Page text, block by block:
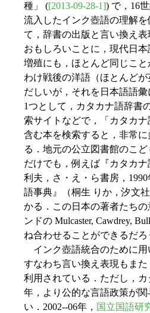
種」 ([2013-09-28-1]) で，16
流入したインク壺語の理解
て，辞書の出版と言い換え表
おもしろいことに，現代日
増殖にも，ほとんど同じこ
わけ戦後の洋語（ほとんど
だしいが，それを日本語語
1つとして，カタカナ語辞書
索サイトなどで，「カタカ
含む本を検索すると，非常
る．地元の公立図書館のこ
だけでも，例えば『カタカ
利夫，さ・え・ら書房，
語事典』（桐生 りか，汐文
かる．この日本の著者たち
ンドの Mulcaster, Cawdrey,
ね合わせることができるだろ
インク壺語統合のために用
すなわち言い換え表現もま
利用されている．ただし，
年，より公的な言語政策が
い．2002--06年， 国立国語研